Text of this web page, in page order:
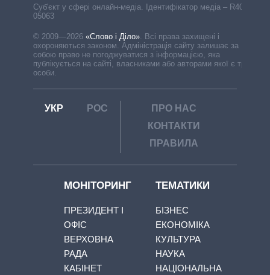
Cуб'єкт у сфері онлайн-медіа. Ідентифікатор медіа – R40-
05063
© 2009—2026 «Слово і Діло»
Всі права захищені і
охороняються законом. Адміністрація сайту залишає за
собою право не погоджуватися з інформацією, яка
публікується на сайті, власниками або авторами якої є треті
особи.
УКР РОС
ПРО НАС
КОНТАКТИ
ПРАВИЛА
МОНІТОРИНГ
ПРЕЗИДЕНТ І
ОФІС
ВЕРХОВНА
РАДА
КАБІНЕТ
ТЕМАТИКИ
БІЗНЕС
ЕКОНОМІКА
КУЛЬТУРА
НАУКА
НАЦІОНАЛЬНА